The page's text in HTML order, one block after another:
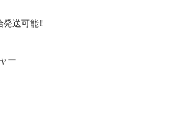
発送可能‼️
ー